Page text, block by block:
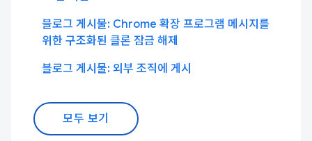
블로그 게시물: Chrome 확장 프로그램 메시지를
위한 구조화된 클론 잠금 해제
블로그 게시물: 외부 조직에 게시
모두 보기